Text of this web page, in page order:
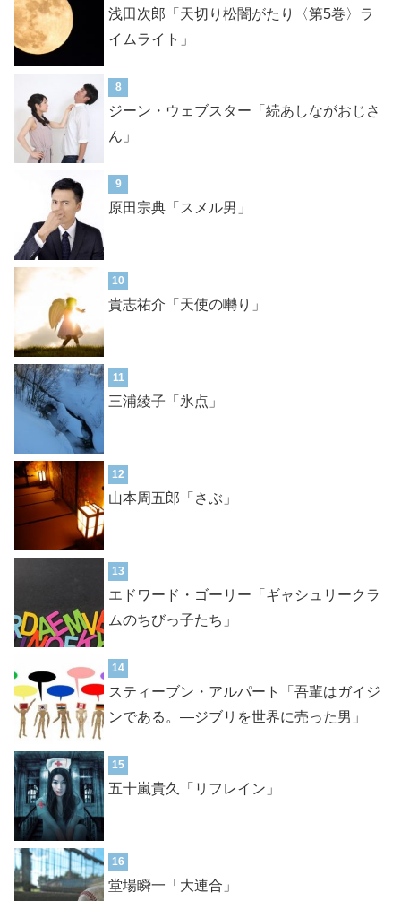
浅田次郎「天切り松闇がたり〈第5巻〉ラ
イムライト」
8
ジーン・ウェブスター「続あしながおじさ
ん」
9
原田宗典「スメル男」
10
貴志祐介「天使の囀り」
11
三浦綾子「氷点」
12
山本周五郎「さぶ」
13
エドワード・ゴーリー「ギャシュリークラ
ムのちびっ子たち」
14
スティーブン・アルパート「吾輩はガイジ
ンである。―ジブリを世界に売った男」
15
五十嵐貴久「リフレイン」
16
堂場瞬一「大連合」